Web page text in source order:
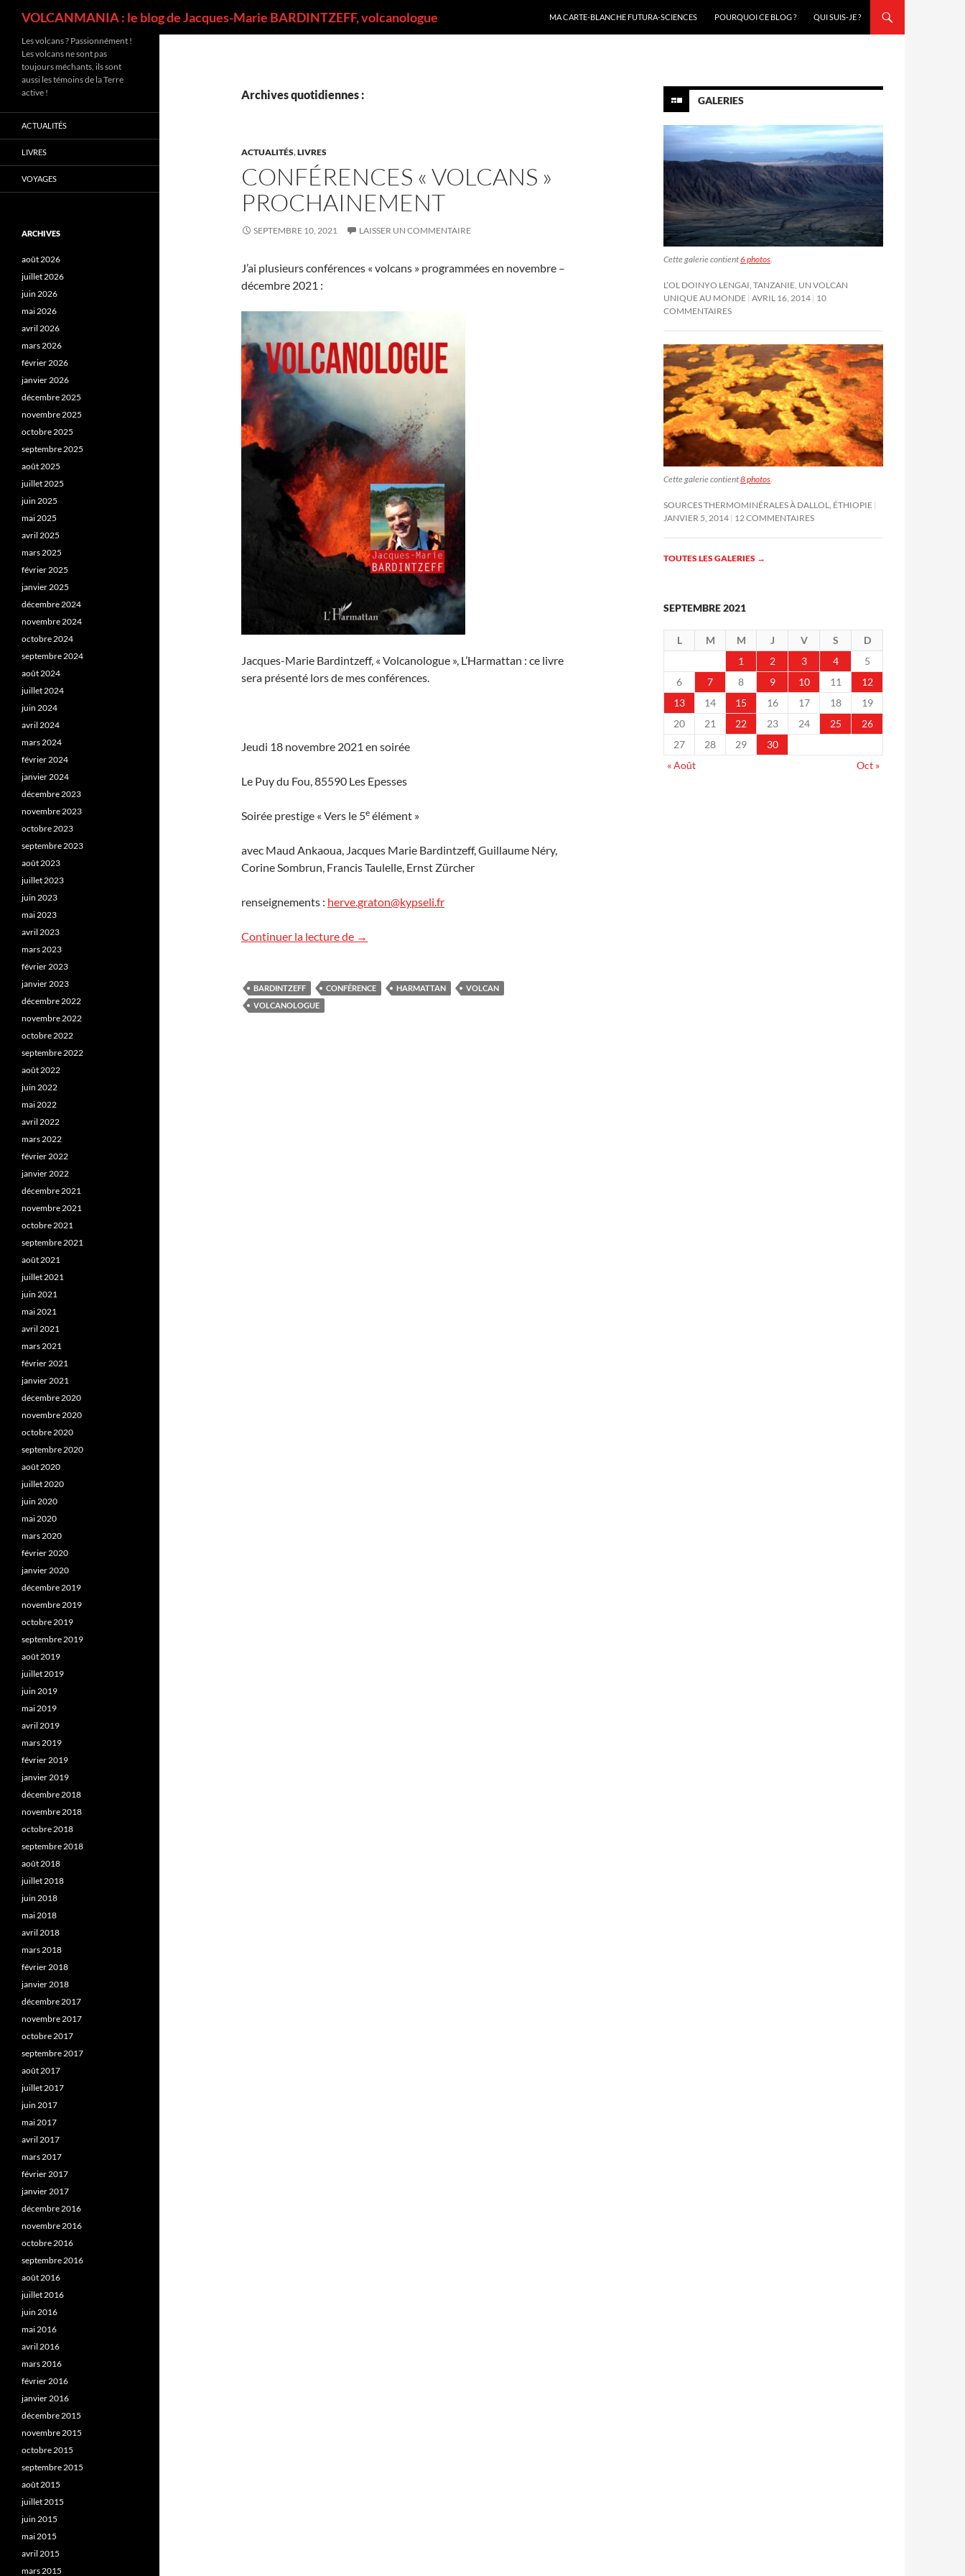
VOLCANMANIA : le blog de Jacques-Marie BARDINTZEFF, volcanologue
MA CARTE-BLANCHE FUTURA-SCIENCES
POURQUOI CE BLOG ? QUI SUIS-JE ?
Archives quotidiennes :
ACTUALITÉS,LIVRES
CONFÉRENCES « VOLCANS »
PROCHAINEMENT
SEPTEMBRE 10, 2021 LAISSER UN COMMENTAIRE
J’ai plusieurs conférences « volcans » programmées en novembre –
décembre 2021 :
Jacques-Marie Bardintzeff, « Volcanologue », L’Harmattan : ce livre
sera présenté lors de mes conférences.
Jeudi 18 novembre 2021 en soirée
Le Puy du Fou, 85590 Les Epesses
Soirée prestige « Vers le 5e élément »
avec Maud Ankaoua, Jacques Marie Bardintzeff, Guillaume Néry,
Corine Sombrun, Francis Taulelle, Ernst Zürcher
renseignements : herve.graton@kypseli.fr
Continuer la lecture de Conférences « volcans » prochainement
→
BARDINTZEFF CONFÉRENCE HARMATTAN
VOLCAN
VOLCANOLOGUE
GALERIES
Cette galerie contient6 photos.
L’OL DOINYO LENGAI, TANZANIE, UN VOLCAN
UNIQUE AU MONDE AVRIL 16, 2014 10
COMMENTAIRES
Cette galerie contient8 photos
SOURCES THERMOMINÉRALES À DALLOL, ÉTHIOPIE
JANVIER 5, 2014 12 COMMENTAIRES
TOUTES LES GALERIES →
SEPTEMBRE 2021
L M M J V S
D
1
2 3 4
5
6
7 8 9 10 11
12
13
14 15 16 17 18
19
20
21 22 23 24 25
26
27
28 29
30
« Août
Oct »
Les volcans ? Passionnément !
Les volcans ne sont pas
toujours méchants, ils sont
aussi les témoins de la Terre
active !
ACTUALITÉS
LIVRES
VOYAGES
ARCHIVES
août 2026
juillet 2026
juin 2026
mai 2026
avril 2026
mars 2026
février 2026
janvier 2026
décembre 2025
novembre 2025
octobre 2025
septembre 2025
août 2025
juillet 2025
juin 2025
mai 2025
avril 2025
mars 2025
février 2025
janvier 2025
décembre 2024
novembre 2024
octobre 2024
septembre 2024
août 2024
juillet 2024
juin 2024
avril 2024
mars 2024
février 2024
janvier 2024
décembre 2023
novembre 2023
octobre 2023
septembre 2023
août 2023
juillet 2023
juin 2023
mai 2023
avril 2023
mars 2023
février 2023
janvier 2023
décembre 2022
novembre 2022
octobre 2022
septembre 2022
août 2022
juin 2022
mai 2022
avril 2022
mars 2022
février 2022
janvier 2022
décembre 2021
novembre 2021
octobre 2021
septembre 2021
août 2021
juillet 2021
juin 2021
mai 2021
avril 2021
mars 2021
février 2021
janvier 2021
décembre 2020
novembre 2020
octobre 2020
septembre 2020
août 2020
juillet 2020
juin 2020
mai 2020
mars 2020
février 2020
janvier 2020
décembre 2019
novembre 2019
octobre 2019
septembre 2019
août 2019
juillet 2019
juin 2019
mai 2019
avril 2019
mars 2019
février 2019
janvier 2019
décembre 2018
novembre 2018
octobre 2018
septembre 2018
août 2018
juillet 2018
juin 2018
mai 2018
avril 2018
mars 2018
février 2018
janvier 2018
décembre 2017
novembre 2017
octobre 2017
septembre 2017
août 2017
juillet 2017
juin 2017
mai 2017
avril 2017
mars 2017
février 2017
janvier 2017
décembre 2016
novembre 2016
octobre 2016
septembre 2016
août 2016
juillet 2016
juin 2016
mai 2016
avril 2016
mars 2016
février 2016
janvier 2016
décembre 2015
novembre 2015
octobre 2015
septembre 2015
août 2015
juillet 2015
juin 2015
mai 2015
avril 2015
mars 2015